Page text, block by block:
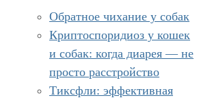
Обратное чихание у собак
Криптоспоридиоз у кошек
и собак: когда диарея — не
просто расстройство
Тиксфли: эффективная